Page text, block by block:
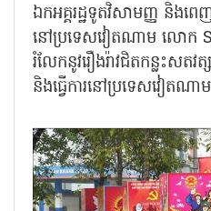
ឯកអគ្គរដ្ឋទូតវិសាមញ្ញ និងព
នៅ​ប្រទេសវៀតណាម​ លោក​
រំលែក​នូវរឿងរ៉ាវជិតកន្លះសតវ
និង​ធ្វើ​ការ​នៅ​ប្រទេស​វៀត​ណា